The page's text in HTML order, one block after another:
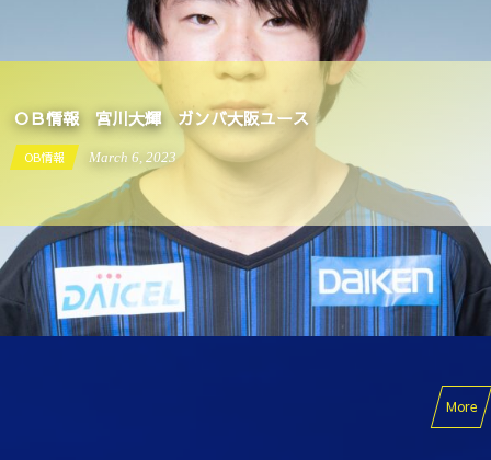
ＯＢ情報 宮川大輝 ガンバ大阪ユース
OB情報 March 6, 2023
More